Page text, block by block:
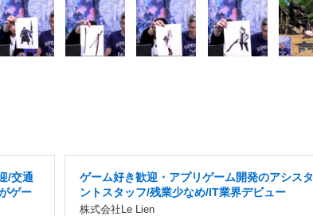
/交通
ゲー
ゲーム好き歓迎・アプリゲーム開発のアシスタ
ントスタッフ/残業少なめ/IT業界デビュー
株式会社Le Lien